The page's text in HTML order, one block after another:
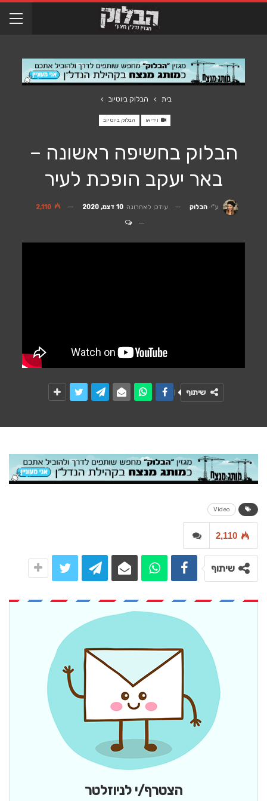
בית הבלוק ביוטיוב
וידיאו הבלוק ביוטיוב
הבלוק בחשיפה ראשונה –
באר יעקב הופכת לעיר
ע"י הבלוק עודכן לאחרונה 10 דצמ, 2020
שיתוף
Video
2,110
שיתוף
הצטרף/י לניוזלטר